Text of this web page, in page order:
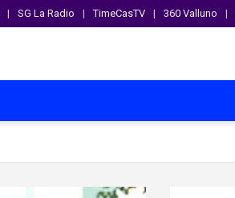
SG La Radio TimeCasTV 360 Valluno